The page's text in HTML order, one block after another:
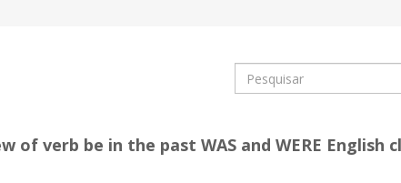
of verb be in the past WAS and WERE English